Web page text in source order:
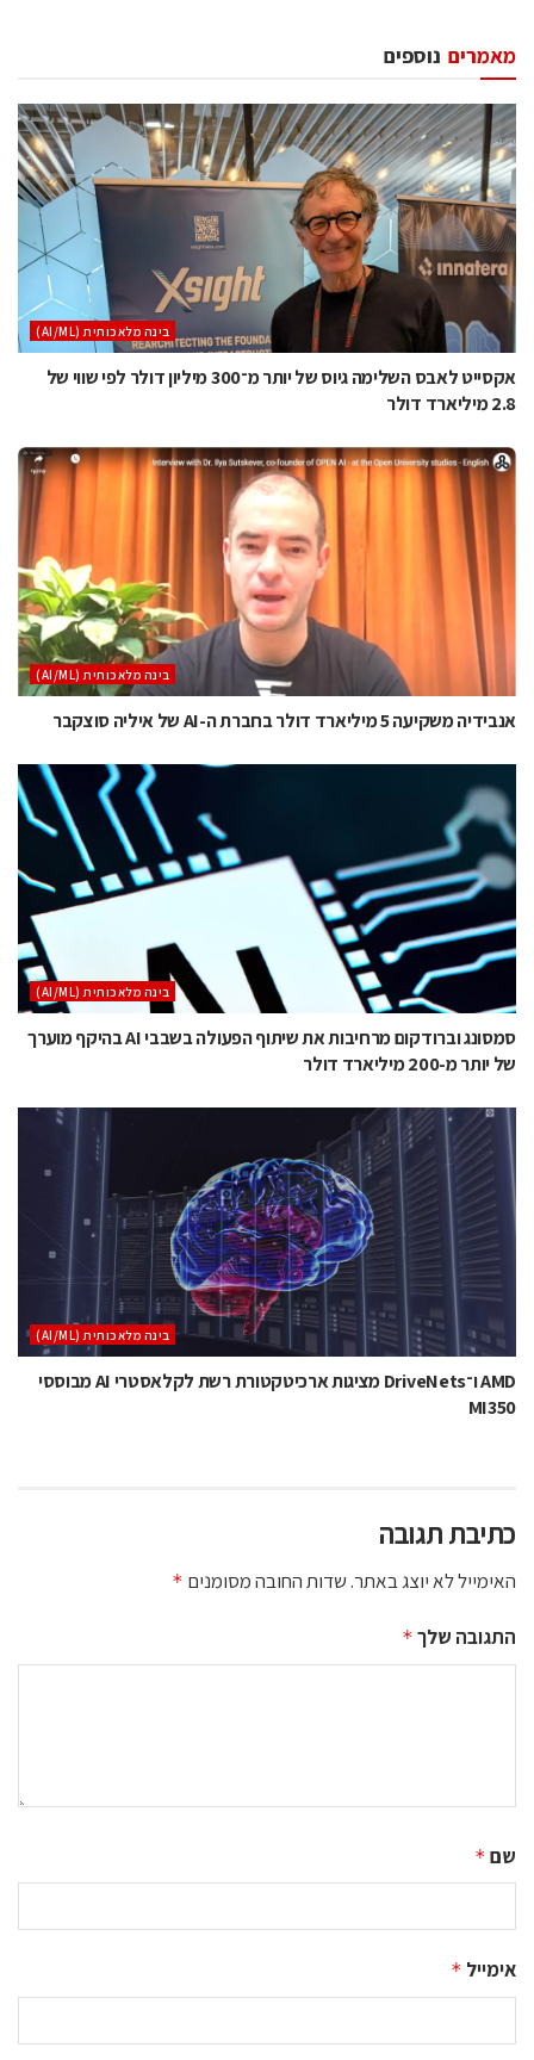
נוספים מאמרים
בינה מלאכותית (AI/ML)
אקסייט לאבס השלימה גיוס של יותר מ־300 מיליון דולר לפי שווי של
2.8 מיליארד דולר
בינה מלאכותית (AI/ML)
אנבידיה משקיעה 5 מיליארד דולר בחברת ה-AI של איליה סוצקבר
בינה מלאכותית (AI/ML)
סמסונג וברודקום מרחיבות את שיתוף הפעולה בשבבי AI בהיקף מוערך
של יותר מ-200 מיליארד דולר
בינה מלאכותית (AI/ML)
AMD ו־DriveNets מציגות ארכיטקטורת רשת לקלאסטרי AI מבוססי
MI350
כתיבת תגובה
האימייל לא יוצג באתר.שדות החובה מסומנים *
התגובה שלך *
שם *
אימייל *